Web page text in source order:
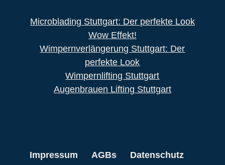
Microblading Stuttgart: Der perfekte Look
Wow Effekt!
Wimpernverlängerung Stuttgart: Der
perfekte Look
Wimpernlifting Stuttgart
Augenbrauen Lifting Stuttgart
Impressum AGBs Datenschutz